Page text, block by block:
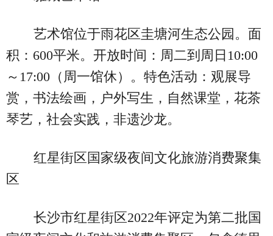
艺术馆位于雨花区圭塘河生态公园。面
积：600平米。开放时间：周二到周日10:00
～17:00（周一馆休）。特色活动：观展导
赏，书法绘画，户外写生，自然课堂，花茶
琴艺，社会实践，非遗沙龙。
红星街区国家级夜间文化旅游消费聚集
区
长沙市红星街区2022年评定为第二批国